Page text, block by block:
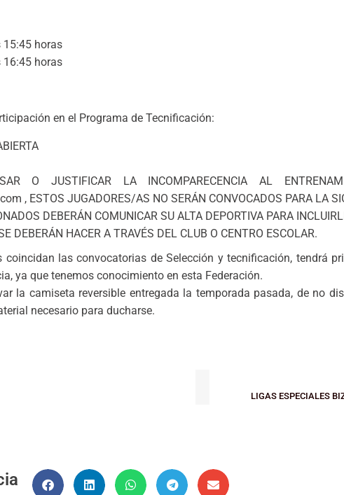
15:45 horas
16:45 horas
en el Programa de Tecnificación:
O JUSTIFICAR LA INCOMPARECENCIA AL
, ESTOS JUGADORES/AS NO SERÁN CONVOCADOS PARA LA
DEBERÁN COMUNICAR SU ALTA DEPORTIVA PARA
DEBERÁN HACER A TRAVÉS DEL CLUB O CENTRO ESCOLAR.
las convocatorias de Selección y tecnificación, tendrá
ya que tenemos conocimiento en esta Federación.
la camiseta reversible entregada la temporada pasada, de no
necesario para ducharse.
LIGAS ESPECIALES